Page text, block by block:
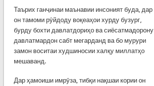
Таърих ганҷинаи маънавии инсоният буда, дар
он тамоми рӯйдоду воқеаҳои хурду бузург,
бурду бохти давлатдориҳо ва сиёсатмадорону
давлатмардон сабт мегарданд ва бо мурури
замон воситаи худшиносии халқу миллатҳо
мешаванд.
Дар ҳамоиши имрӯза, тибқи нақшаи кории он